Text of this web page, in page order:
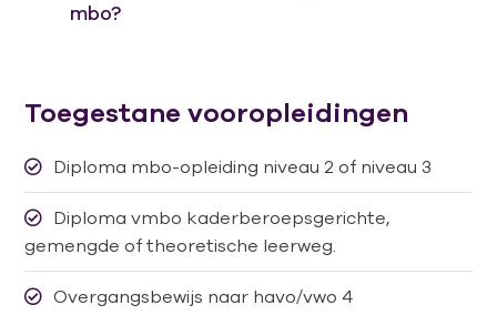
mbo?
Toegestane vooropleidingen
Diploma mbo-opleiding niveau 2 of niveau 3
Diploma vmbo kaderberoepsgerichte,
gemengde of theoretische leerweg.
Overgangsbewijs naar havo/vwo 4